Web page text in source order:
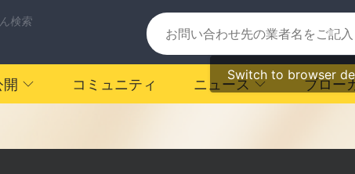
検索
Switch to browser
開 コミュニティ ニュース ブロー